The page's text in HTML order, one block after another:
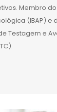
Membro
(IBAP) e
Testagem e